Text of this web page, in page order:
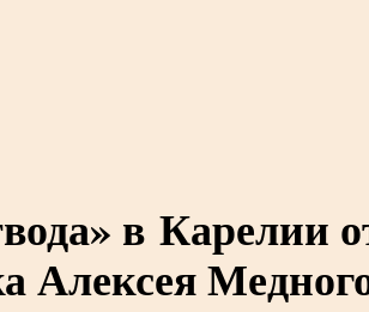
в Карелии
Алексея